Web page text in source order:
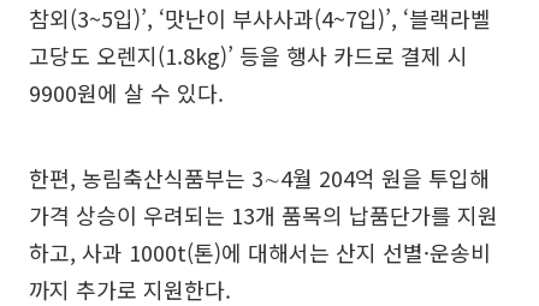
참외(3~5입)’, ‘맛난이 부사사과(4~7입)’, ‘블랙라벨
고당도 오렌지(1.8kg)’ 등을 행사 카드로 결제 시
9900원에 살 수 있다.
한편, 농림축산식품부는 3∼4월 204억 원을 투입해
가격 상승이 우려되는 13개 품목의 납품단가를 지원
하고, 사과 1000t(톤)에 대해서는 산지 선별·운송비
까지 추가로 지원한다.